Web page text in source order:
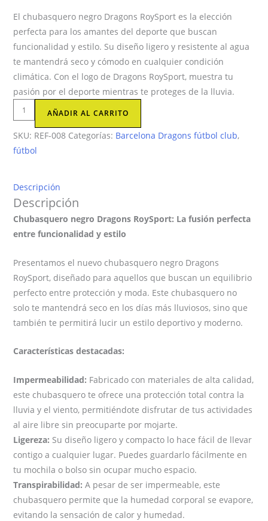
El chubasquero negro Dragons RoySport es la elección
perfecta para los amantes del deporte que buscan
funcionalidad y estilo. Su diseño ligero y resistente al agua
te mantendrá seco y cómodo en cualquier condición
climática. Con el logo de Dragons RoySport, muestra tu
pasión por el deporte mientras te proteges de la lluvia.
Chubasquero
dragons
RoySport
cantidad
AÑADIR AL CARRITO
SKU: REF-008 Categorías: Barcelona Dragons fútbol club,
fútbol
Descripción
Descripción
Chubasquero negro Dragons RoySport: La fusión perfecta
entre funcionalidad y estilo
Presentamos el nuevo chubasquero negro Dragons
RoySport, diseñado para aquellos que buscan un equilibrio
perfecto entre protección y moda. Este chubasquero no
solo te mantendrá seco en los días más lluviosos, sino que
también te permitirá lucir un estilo deportivo y moderno.
Características destacadas:
Impermeabilidad: Fabricado con materiales de alta calidad,
este chubasquero te ofrece una protección total contra la
lluvia y el viento, permitiéndote disfrutar de tus actividades
al aire libre sin preocuparte por mojarte.
Ligereza: Su diseño ligero y compacto lo hace fácil de llevar
contigo a cualquier lugar. Puedes guardarlo fácilmente en
tu mochila o bolso sin ocupar mucho espacio.
Transpirabilidad: A pesar de ser impermeable, este
chubasquero permite que la humedad corporal se evapore,
evitando la sensación de calor y humedad.